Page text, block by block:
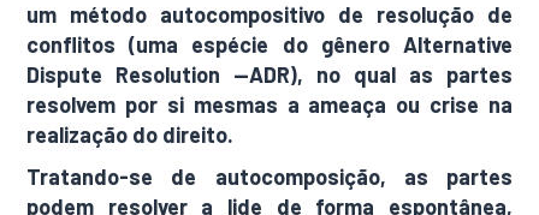
um método autocompositivo de resolução de
conflitos (uma espécie do gênero Alternative
Dispute Resolution —ADR), no qual as partes
resolvem por si mesmas a ameaça ou crise na
realização do direito.
Tratando-se de autocomposição, as partes
podem resolver a lide de forma espontânea,